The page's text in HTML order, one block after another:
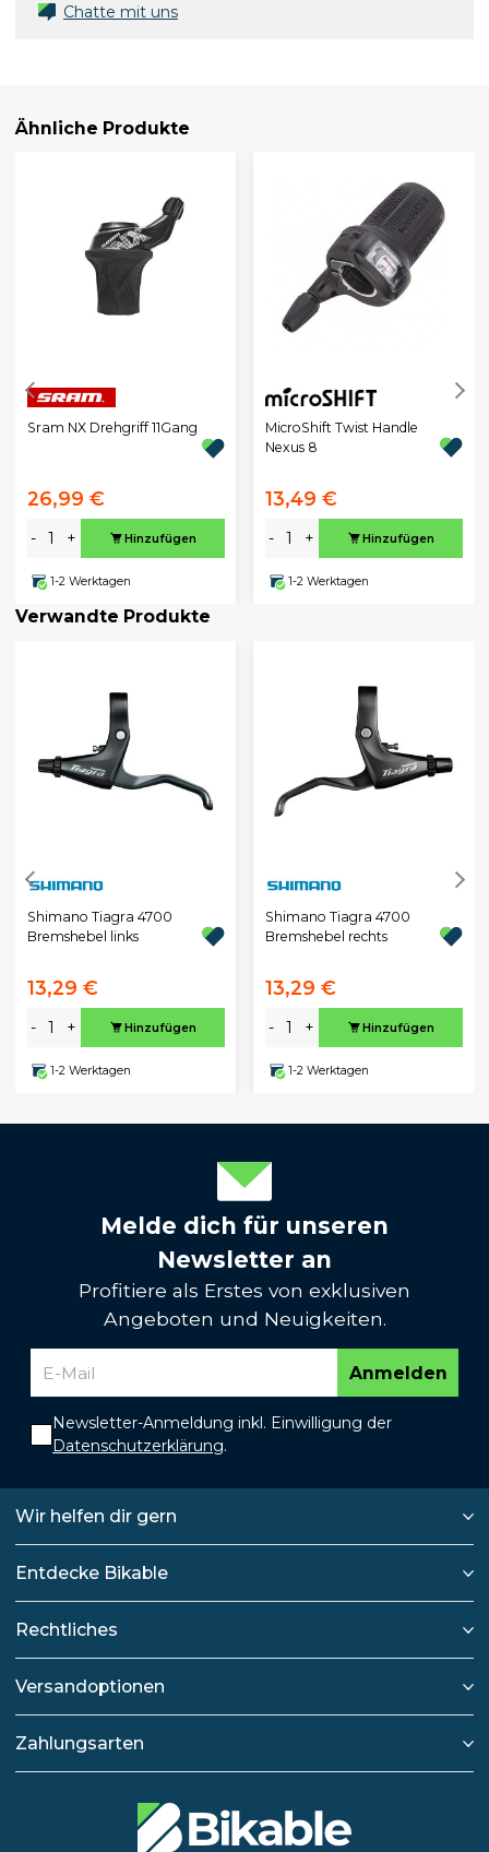
Chatte mit uns
Ähnliche Produkte
Sram NX Drehgriff 11Gang
26,99 €
- + Hinzufügen
1-2 Werktagen
MicroShift Twist Handle
Nexus 8
13,49 €
- + Hinzufügen
1-2 Werktagen
Verwandte Produkte
Shimano Tiagra 4700
Bremshebel links
13,29 €
- + Hinzufügen
1-2 Werktagen
Shimano Tiagra 4700
Bremshebel rechts
13,29 €
- + Hinzufügen
1-2 Werktagen
Melde dich für unseren
Newsletter an
Profitiere als Erstes von exklusiven
Angeboten und Neuigkeiten.
Anmelden
Newsletter-Anmeldung inkl. Einwilligung der
Datenschutzerklärung.
Wir helfen dir gern
Entdecke Bikable
Rechtliches
Versandoptionen
Zahlungsarten